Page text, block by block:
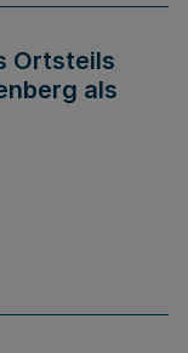
Ortsteils
als